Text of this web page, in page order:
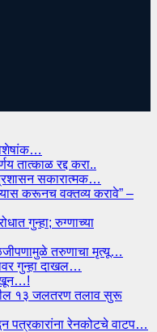
तात्काळ रद्द करा..
प्रशासन सकारात्मक…
करूनच वक्तव्य करावे” –
गुन्हा; रुग्णाच्या
तरुणाचा मृत्यू…
गुन्हा दाखल…
खून…!
१३ जलतरण तलाव सुरू
पत्रकारांना रेनकोटचे वाटप…